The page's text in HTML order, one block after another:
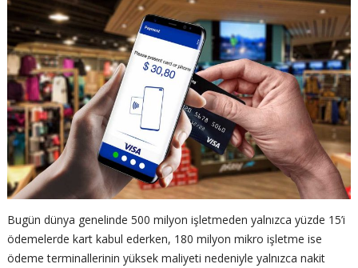
Bugün dünya genelinde 500 milyon işletmeden yalnızca yüzde 15’i
ödemelerde kart kabul ederken, 180 milyon mikro işletme ise
ödeme terminallerinin yüksek maliyeti nedeniyle yalnızca nakit